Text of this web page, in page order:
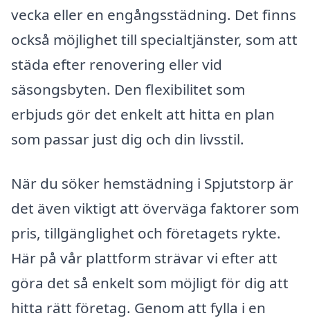
vecka eller en engångsstädning. Det finns
också möjlighet till specialtjänster, som att
städa efter renovering eller vid
säsongsbyten. Den flexibilitet som
erbjuds gör det enkelt att hitta en plan
som passar just dig och din livsstil.
När du söker hemstädning i Spjutstorp är
det även viktigt att överväga faktorer som
pris, tillgänglighet och företagets rykte.
Här på vår plattform strävar vi efter att
göra det så enkelt som möjligt för dig att
hitta rätt företag. Genom att fylla i en